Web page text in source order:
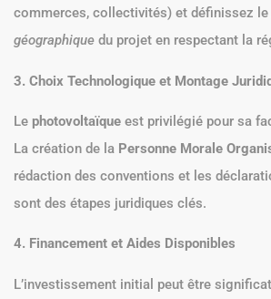
commerces, collectivités) et définissez le
géographique du projet en respectant la
3. Choix Technologique et Montage
Le photovoltaïque est privilégié pour sa
La création de la Personne Morale
rédaction des conventions et les
sont des étapes juridiques clés.
4. Financement et Aides Disponibles
L’investissement initial peut être